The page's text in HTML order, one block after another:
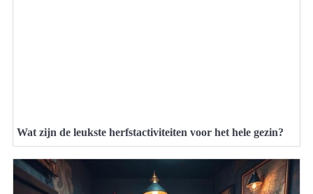
Wat zijn de leukste herfstactiviteiten voor het hele gezin?